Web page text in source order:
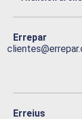
Errepar
Erreius